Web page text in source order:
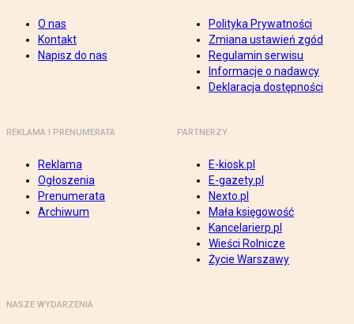
O nas
Kontakt
Napisz do nas
Polityka Prywatności
Zmiana ustawień zgód
Regulamin serwisu
Informacje o nadawcy
Deklaracja dostępności
REKLAMA I PRENUMERATA
Reklama
Ogłoszenia
Prenumerata
Archiwum
PARTNERZY
E-kiosk.pl
E-gazety.pl
Nexto.pl
Mała księgowość
Kancelarierp.pl
Wieści Rolnicze
Życie Warszawy
NASZE WYDARZENIA